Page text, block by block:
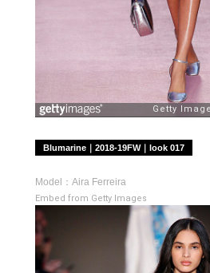
Blumarine｜2018-19FW｜look 017
Model：Aira Ferreira
Embed from Getty Images